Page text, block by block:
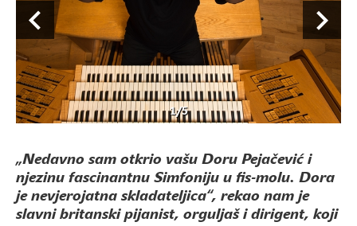
1/5
„Nedavno sam otkrio vašu Doru Pejačević i
njezinu fascinantnu Simfoniju u fis-molu. Dora
je nevjerojatna skladateljica“, rekao nam je
slavni britanski pijanist, orguljaš i dirigent, koji